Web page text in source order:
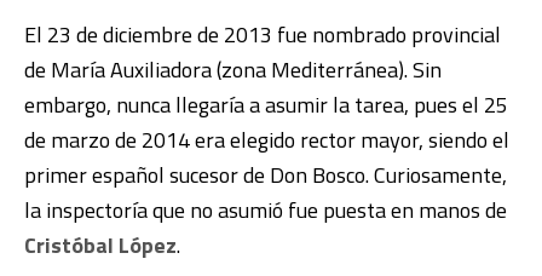
El 23 de diciembre de 2013 fue nombrado provincial
de María Auxiliadora (zona Mediterránea). Sin
embargo, nunca llegaría a asumir la tarea, pues el 25
de marzo de 2014 era elegido rector mayor, siendo el
primer español sucesor de Don Bosco. Curiosamente,
la inspectoría que no asumió fue puesta en manos de
Cristóbal López.